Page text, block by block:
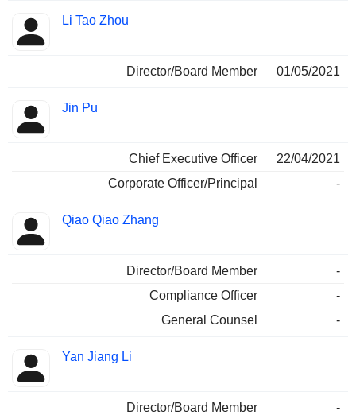
Li Tao Zhou
Director/Board Member 01/05/2021
Jin Pu
Chief Executive Officer
22/04/2021
Corporate Officer/Principal
-
Qiao Qiao Zhang
Director/Board Member
-
Compliance Officer
-
General Counsel
-
Yan Jiang Li
Director/Board Member
-